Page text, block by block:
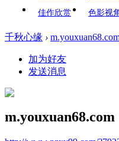
佳作欣赏
色影视
千秋心缘 ›
加为好友
发送消息
m.youxuan68.com